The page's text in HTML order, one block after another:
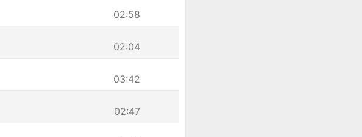
02:58
02:04
03:42
02:47